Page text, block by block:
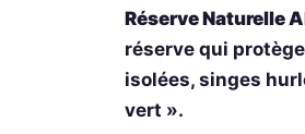
Réserve Naturelle
réserve qui
isolées, singes
vert ».